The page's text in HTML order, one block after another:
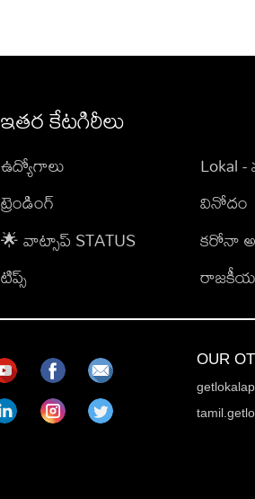
ఇతర కేటగిరీలు
ఉద్యోగాలు
ట్రెండింగ్
🌟 వాట్సాప్ STATUS
టిప్స్
Lokal
వినోదం
కరోనా
OUR